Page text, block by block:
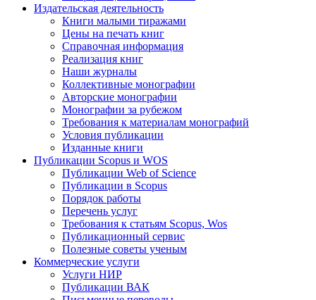
Издательская деятельность
Книги малыми тиражами
Цены на печать книг
Справочная информация
Реализация книг
Наши журналы
Коллективные монографии
Авторские монографии
Монографии за рубежом
Требования к материалам монографий
Условия публикации
Изданные книги
Публикации Scopus и WOS
Публикации Web of Science
Публикации в Scopus
Порядок работы
Перечень услуг
Требования к статьям Scopus, Wos
Публикационный сервис
Полезные советы ученым
Коммерческие услуги
Услуги НИР
Публикации ВАК